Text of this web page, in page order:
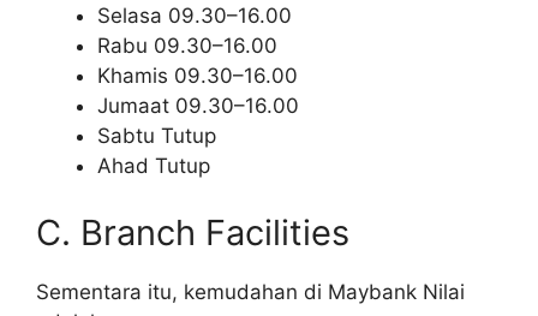
Selasa 09.30–16.00
Rabu 09.30–16.00
Khamis 09.30–16.00
Jumaat 09.30–16.00
Sabtu Tutup
Ahad Tutup
C. Branch Facilities
Sementara itu, kemudahan di Maybank Nilai